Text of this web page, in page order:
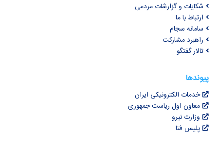
شکایات و گزارشات مردمی
ارتباط با ما
سامانه سجام
راهبرد مشارکت
تالار گفتگو
پیوندها
خدمات الکترونیکی ایران
معاون اول ریاست جمهوری
وزارت نیرو
پلیس فتا